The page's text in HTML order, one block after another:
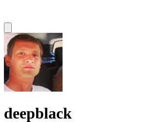
deepblack